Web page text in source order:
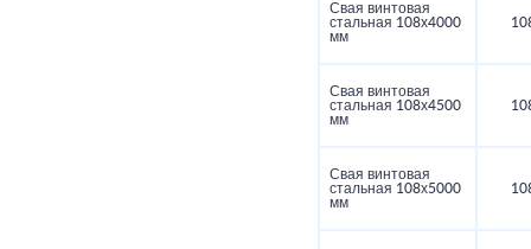
Свая винтовая
стальная 108х4000
мм
Свая винтовая
стальная 108х4500
мм
Свая винтовая
стальная 108х5000
мм